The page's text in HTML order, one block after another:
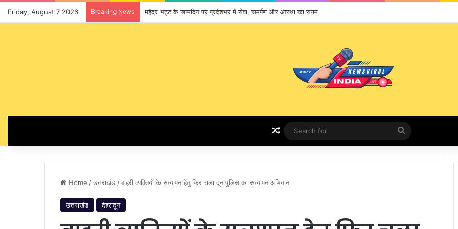
Friday, August 7 2026 Breaking News महेंद्र भट्ट के जन्मदिन पर प्रदेशभर में सेवा, समर्पण और आस्था का संगम
Random Article
Search
for
Home /उत्तराखंड /बाहरी व्यक्तियों के सत्यापन हेतु फिर चला दून पुलिस का सत्यापन अभियान
उत्तराखंड देहरादून